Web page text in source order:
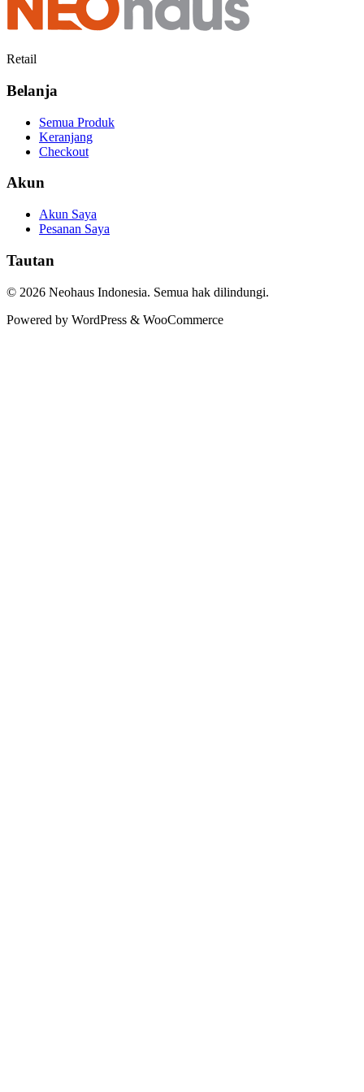
Retail
Belanja
Semua Produk
Keranjang
Checkout
Akun
Akun Saya
Pesanan Saya
Tautan
© 2026 Neohaus Indonesia. Semua hak dilindungi.
Powered by WordPress & WooCommerce